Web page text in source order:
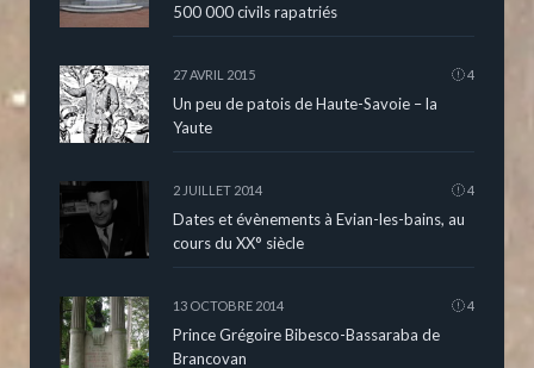
500 000 civils rapatriés
27 AVRIL 2015 4
Un peu de patois de Haute-Savoie – la
Yaute
2 JUILLET 2014 4
Dates et évènements à Evian-les-bains, au
cours du XX° siècle
13 OCTOBRE 2014 4
Prince Grégoire Bibesco-Bassaraba de
Brancovan